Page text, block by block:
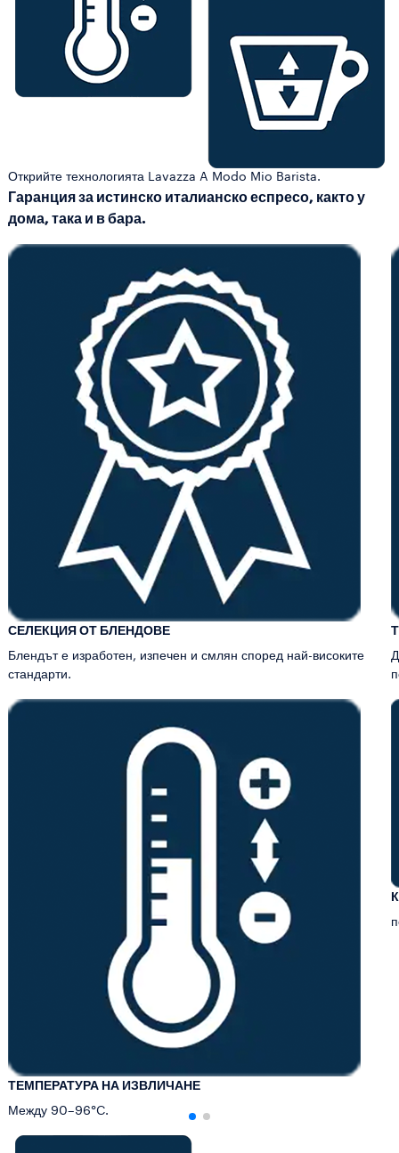
Открийте технологията Lavazza A Modo Mio Barista.
Гаранция за истинско италианско еспресо, както у
дома, така и в бара.
СЕЛЕКЦИЯ ОТ БЛЕНДОВЕ
Блендът е изработен, изпечен и смлян според най-високите
стандарти.
ТЕМПЕРАТУРА НА ИЗВЛИЧАНЕ
Между 90–96°C.